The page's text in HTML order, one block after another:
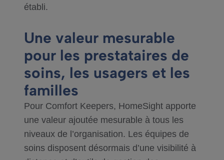
établi.
Une valeur mesurable
pour les prestataires de
soins, les usagers et les
familles
Pour Comfort Keepers, HomeSight apporte
une valeur ajoutée mesurable à tous les
niveaux de l’organisation. Les équipes de
soins disposent désormais d’une visibilité à